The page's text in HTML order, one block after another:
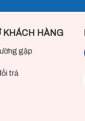
KHÁCH HÀNG
gặp
trả